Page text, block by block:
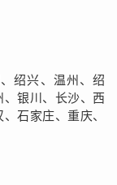
绍兴、温州、绍
银川、长沙、西
石家庄、重庆、